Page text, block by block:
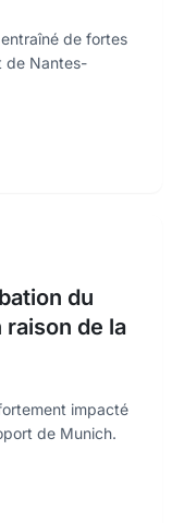
de fortes
de Nantes-
du
de la
impacté
de Munich.